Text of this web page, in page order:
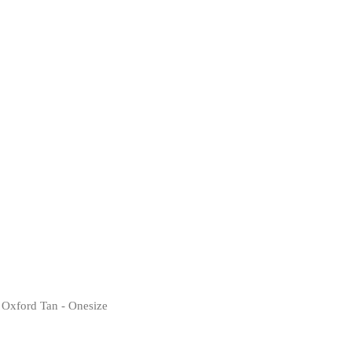
Tan - Onesize